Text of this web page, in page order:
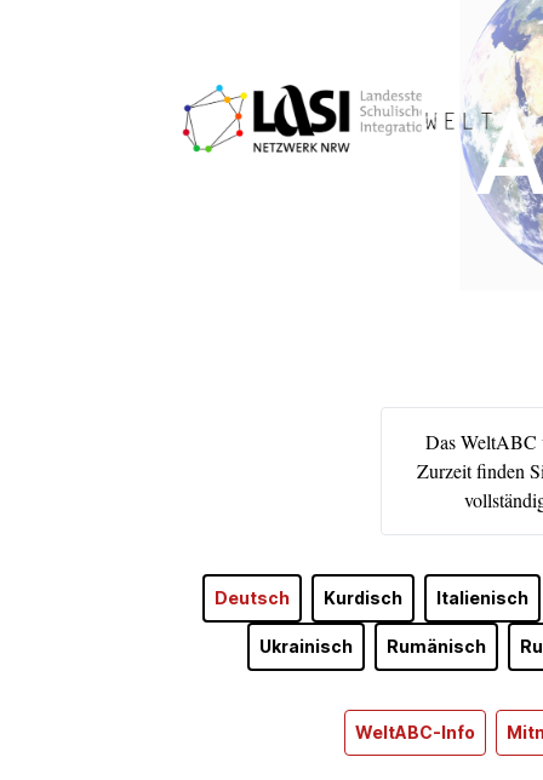
Das WeltABC
Zurzeit finden
Deutsch Kurdisch Italienisch
Ukrainisch Rumänisch
WeltABC-Info